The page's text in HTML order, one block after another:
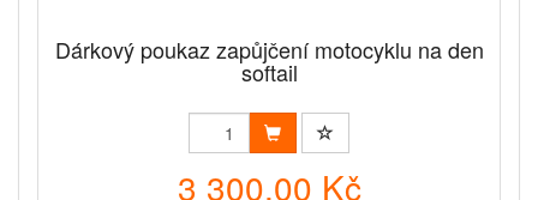
Dárkový poukaz zapůjčení motocyklu na den
softail
3 300,00 Kč